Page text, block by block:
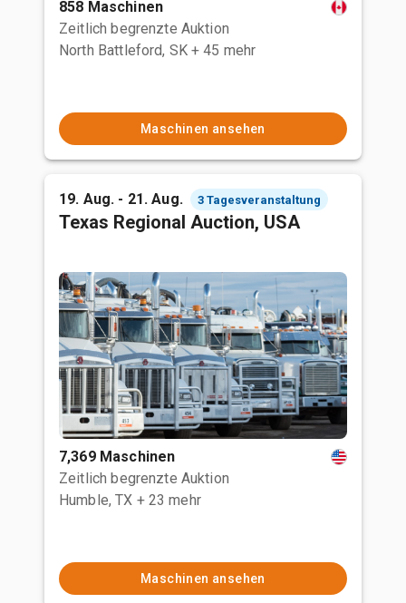
858 Maschinen
Zeitlich begrenzte Auktion
North Battleford, SK + 45 mehr
Maschinen ansehen
19. Aug. - 21. Aug. 3 Tagesveranstaltung
Texas Regional Auction, USA
7,369 Maschinen
Zeitlich begrenzte Auktion
Humble, TX + 23 mehr
Maschinen ansehen